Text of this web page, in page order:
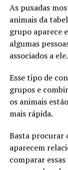
As puxadas
animais da
grupo aparece
algumas
associados a ele.
Esse tipo de
grupos e
os animais
mais rápida.
Basta procurar
aparecem
comparar